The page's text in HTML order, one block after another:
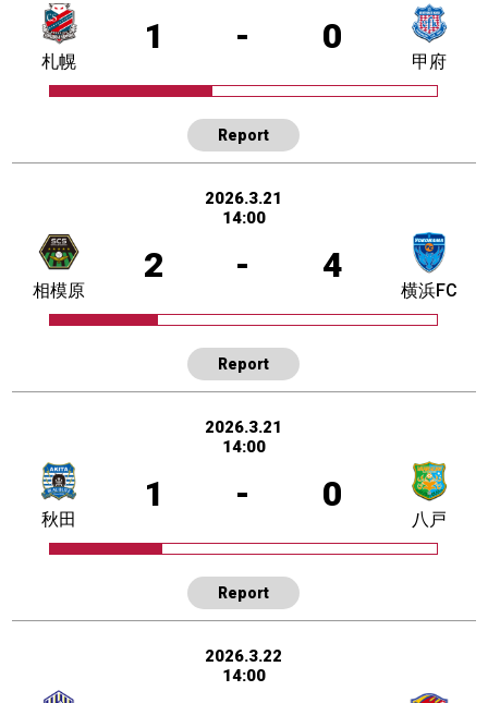
1 - 0
札幌 甲府
Report
2026.3.21
14:00
2 - 4
相模原 横浜FC
Report
2026.3.21
14:00
1 - 0
秋田 八戸
Report
2026.3.22
14:00